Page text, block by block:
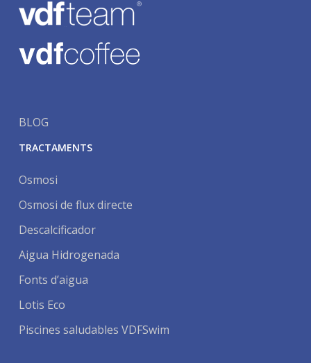
BLOG
TRACTAMENTS
Osmosi
Osmosi de flux directe
Descalcificador
Aigua Hidrogenada
Fonts d’aigua
Lotis Eco
Piscines saludables VDFSwim